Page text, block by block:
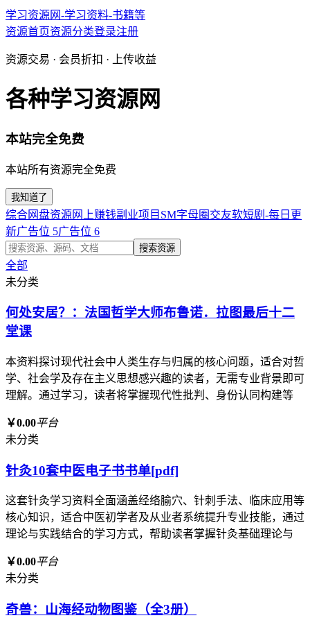
学习资源网-学习资料-书籍等
资源首页资源分类登录注册
资源交易 · 会员折扣 · 上传收益
各种学习资源网
本站完全免费
本站所有资源完全免费
我知道了
综合网盘资源 网上赚钱副业项目 SM字母圈交友软短剧-每日更
新广告位 5广告位 6
搜索资源
全部
未分类
何处安居？：法国哲学大师布鲁诺．拉图最后十二
堂课
本资料探讨现代社会中人类生存与归属的核心问题，适合对哲
学、社会学及存在主义思想感兴趣的读者，无需专业背景即可
理解。通过学习，读者将掌握现代性批判、身份认同构建等
￥0.00平台
未分类
针灸10套中医电子书书单[pdf]
这套针灸学习资料全面涵盖经络腧穴、针刺手法、临床应用等
核心知识，适合中医初学者及从业者系统提升专业技能，通过
理论与实践结合的学习方式，帮助读者掌握针灸基础理论与
￥0.00平台
未分类
奇兽：山海经动物图鉴（全3册）